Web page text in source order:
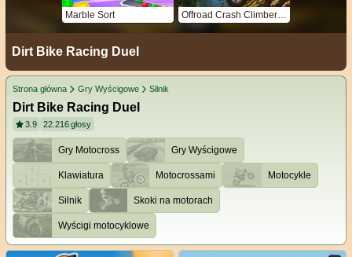
Marble Sort Offroad Crash Climber 4X4
Dirt Bike Racing Duel
Strona główna Gry Wyścigowe Silnik
Dirt Bike Racing Duel
3.9 22.216głosy
Gry Motocross Gry Wyścigowe
Klawiatura Motocrossami Motocykle
Silnik Skoki na motorach
Wyścigi motocyklowe